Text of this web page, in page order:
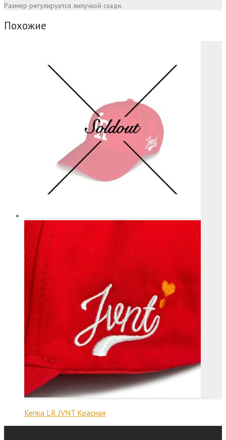
Размер регулируется липучкой сзади.
Похожие
Кепка LR JVNT Красная